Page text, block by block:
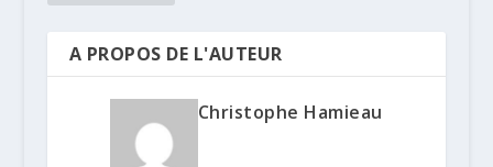
A PROPOS DE L'AUTEUR
Christophe Hamieau